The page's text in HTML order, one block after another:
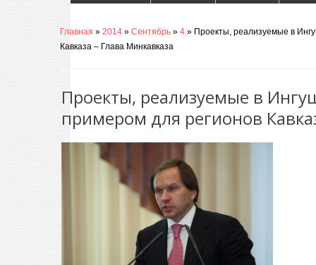
Главная » 2014 » Сентябрь » 4 » Проекты, реализуемые в
Кавказа – Глава Минкавказа
Проекты, реализуемые в
примером для регионов